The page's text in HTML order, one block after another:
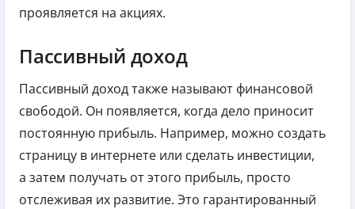
проявляется на акциях.
Пассивный доход
Пассивный доход также называют финансовой
свободой. Он появляется, когда дело приносит
постоянную прибыль. Например, можно создать
страницу в интернете или сделать инвестиции,
а затем получать от этого прибыль, просто
отслеживая их развитие. Это гарантированный